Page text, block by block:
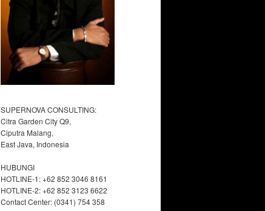
SUPERNOVA CONSULTING:
Citra Garden City Q9,
Ciputra Malang,
East Java, Indonesia
HUBUNGI
HOTLINE-1: +62 852 3046 8161
HOTLINE-2: +62 852 3123 6622
Contact Center: (0341) 754 358